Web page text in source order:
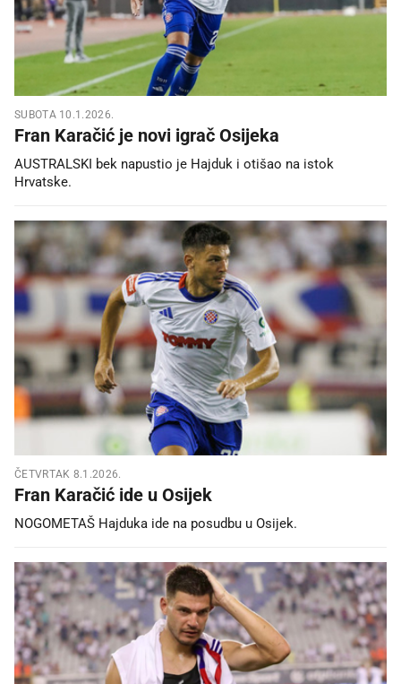
SUBOTA 10.1.2026.
Fran Karačić je novi igrač Osijeka
AUSTRALSKI bek napustio je Hajduk i otišao na istok
Hrvatske.
ČETVRTAK 8.1.2026.
Fran Karačić ide u Osijek
NOGOMETAŠ Hajduka ide na posudbu u Osijek.